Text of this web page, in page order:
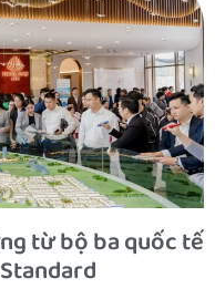
từ bộ ba quốc tế